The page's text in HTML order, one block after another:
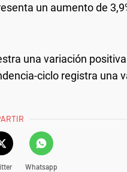
un aumento de
una variación positiva
ciclo registra una
Whatsapp